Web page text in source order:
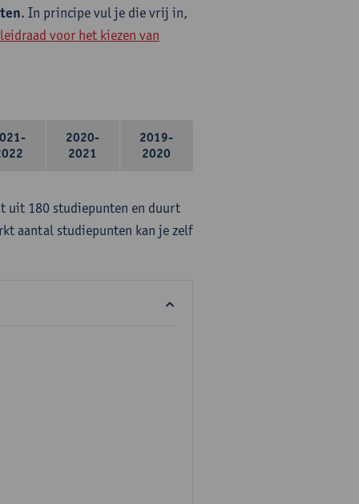
. In principe vul je die vrij in,
leidraad voor het kiezen van
2020-
2021
2019-
2020
uit 180 studiepunten en duurt
aantal studiepunten kan je zelf